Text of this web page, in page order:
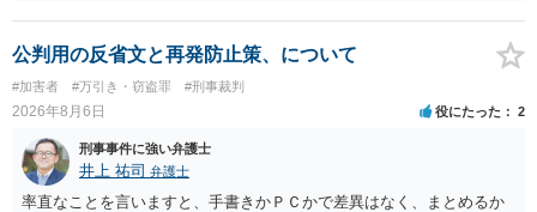
公判用の反省文と再発防止策、について
#加害者 #万引き・窃盗罪 #刑事裁判
2026年8月6日 役にたった 2
刑事事件に強い弁護士
井上 祐司 弁護士
率直なことを言いますと、手書きかＰＣかで差異はなく、まとめるか